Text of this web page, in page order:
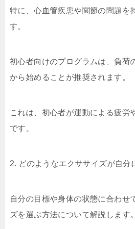
特に、心血管疾患や関節の問題を
す。
初心者向けのプログラムは、負荷
から始めることが推奨されます。
これは、初心者が運動による疲労
です。
2. どのようなエクササイズが自分
自分の目標や身体の状態に合わせ
ズを選ぶ方法について解説します。